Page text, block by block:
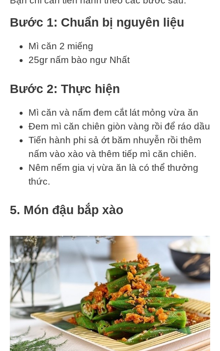
Bước 1: Chuẩn bị nguyên liệu
Mì căn 2 miếng
25gr nấm bào ngư Nhất
Bước 2: Thực hiện
Mì căn và nấm đem cắt lát mỏng vừa ăn
Đem mì căn chiên giòn vàng rồi để ráo dầu
Tiến hành phi sả ớt băm nhuyễn rồi thêm
nấm vào xào và thêm tiếp mì căn chiên.
Nêm nếm gia vị vừa ăn là có thể thưởng
thức.
5. Món đậu bắp xào